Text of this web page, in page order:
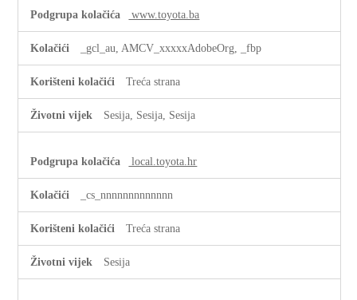
www.toyota.ba
_gcl_au, AMCV_xxxxxAdobeOrg, _fbp
Treća strana
Sesija, Sesija, Sesija
local.toyota.hr
_cs_nnnnnnnnnnnnn
Treća strana
Sesija